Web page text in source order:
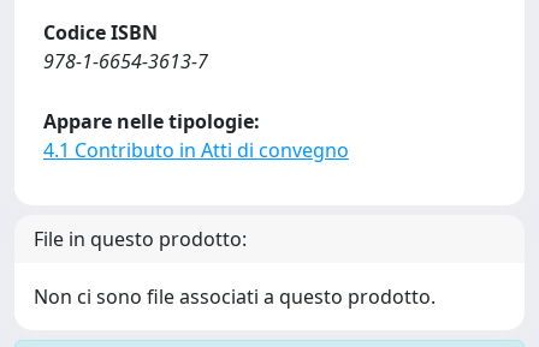
Codice ISBN
978-1-6654-3613-7
Appare nelle tipologie:
4.1 Contributo in Atti di convegno
File in questo prodotto:
Non ci sono file associati a questo prodotto.